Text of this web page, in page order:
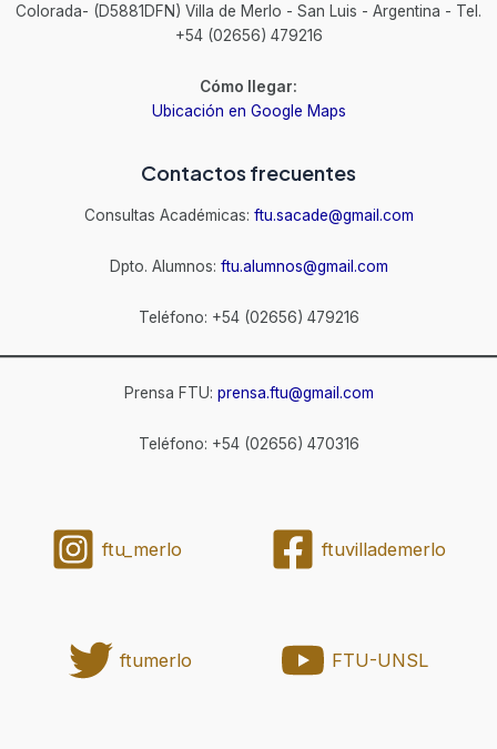
Colorada- (D5881DFN) Villa de Merlo - San Luis - Argentina - Tel.
+54 (02656) 479216
Cómo llegar:
Ubicación en Google Maps
Contactos frecuentes
Consultas Académicas: ftu.sacade@gmail.com
Dpto. Alumnos: ftu.alumnos@gmail.com
Teléfono: +54 (02656) 479216
Prensa FTU: prensa.ftu@gmail.com
Teléfono: +54 (02656) 470316
ftu_merlo ftuvillademerlo
ftumerlo FTU-UNSL